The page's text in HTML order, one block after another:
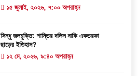
১৫ জুলাই, ২০২৬, ৭:০০ অপরাহ্ন
সিন্ধু জলচুক্তি: শান্তির দলিল নাকি একতরফা
ছাড়ের ইতিহাস?
১২ মে, ২০২৬, ৯:৪০ অপরাহ্ন